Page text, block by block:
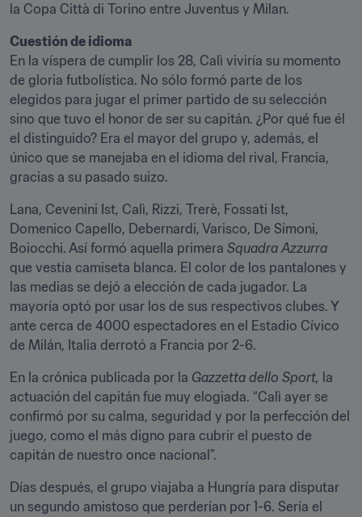
la Copa Città di Torino entre Juventus y Milan.
Cuestión de idioma
En la víspera de cumplir los 28, Calì viviría su momento
de gloria futbolística. No sólo formó parte de los
elegidos para jugar el primer partido de su selección
sino que tuvo el honor de ser su capitán. ¿Por qué fue él
el distinguido? Era el mayor del grupo y, además, el
único que se manejaba en el idioma del rival, Francia,
gracias a su pasado suizo.
Lana, Cevenini Ist, Calì, Rizzi, Trerè, Fossati Ist,
Domenico Capello, Debernardi, Varisco, De Simoni,
Boiocchi. Así formó aquella primera
que vestía camiseta blanca. El color de los pantalones y
las medias se dejó a elección de cada jugador. La
mayoría optó por usar los de sus respectivos clubes. Y
ante cerca de 4000 espectadores en el Estadio Cívico
de Milán, Italia derrotó a Francia por 2-6.
En la crónica publicada por la Gazzetta dello Sport, la
actuación del capitán fue muy elogiada. “Calì ayer se
confirmó por su calma, seguridad y por la perfección del
juego, como el más digno para cubrir el puesto de
capitán de nuestro once nacional”.
Días después, el grupo viajaba a Hungría para disputar
un segundo amistoso que perderían por 1-6. Sería el